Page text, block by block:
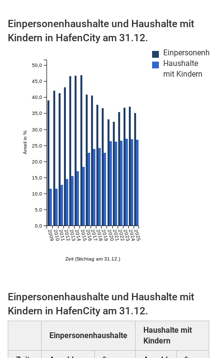
(Mikrozensus)
Einpersonenhaushalte und Haushalte mit
Kindern in HafenCity am 31.12.
Haushalte
mit Kindern
Zeit (Stichtag am 31.12.)
20092010201120122013201420152016201720182019202020212022202320242025
Anteil in %
0,0
5,0
10,0
15,0
20,0
25,0
30,0
35,0
40,0
45,0
50,0
Einpersonenhaushalte und Haushalte mit
Kindern in HafenCity am 31.12.
Einpersonenhaushalte
Haushalte mit
Kindern